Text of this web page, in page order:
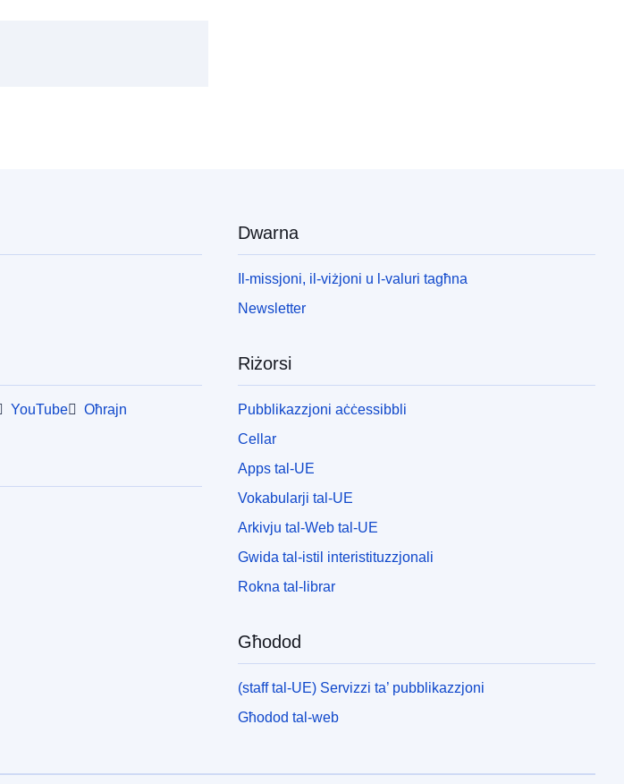
YouTube Oħrajn
Dwarna
Il-missjoni, il-viżjoni u l-valuri tagħna
Newsletter
Riżorsi
Pubblikazzjoni aċċessibbli
Cellar
Apps tal-UE
Vokabularji tal-UE
Arkivju tal-Web tal-UE
Gwida tal-istil interistituzzjonali
Rokna tal-librar
Għodod
(staff tal-UE) Servizzi ta’ pubblikazzjoni
Għodod tal-web